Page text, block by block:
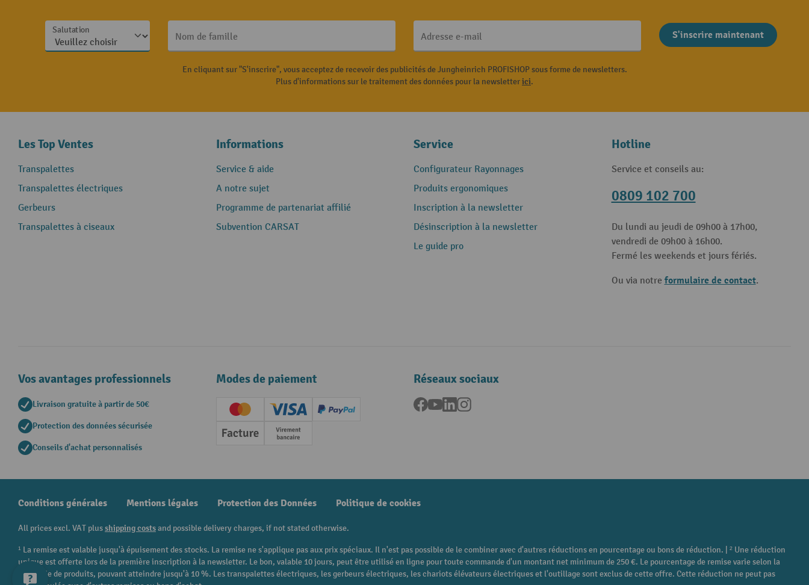
Salutation
Nom de famille Adresse e-mail S'inscrire maintenant
En cliquant sur "S'inscrire", vous acceptez de recevoir des publicités de Jungheinrich PROFISHOP sous forme de newsletters.
Plus d'informations sur le traitement des données pour la newsletterici.
Les Top Ventes
Transpalettes
Transpalettes électriques
Gerbeurs
Transpalettes à ciseaux
Informations
Service & aide
A notre sujet
Programme de partenariat affilié
Subvention CARSAT
Service
Configurateur Rayonnages
Produits ergonomiques
Inscription à la newsletter
Désinscription à la newsletter
Le guide pro
Hotline
Service et conseils au:
0809 102 700
Du lundi au jeudi de 09h00 à 17h00,
vendredi de 09h00 à 16h00.
Fermé les weekends et jours fériés.
Ou via notre formulaire de contact.
Vos avantages professionnels
Livraison gratuite à partir de 50€
Protection des données sécurisée
Conseils d'achat personnalisés
Modes de paiement
Creditcard (Master)Creditcard (Visa)
PayPal
Facture Paiement anticipé
Réseaux sociaux
Facebook
YouTubeLinkedInInstagram
Conditions générales Mentions légales Protection des Données Politique de cookies
All prices excl. VAT plusshipping costsand possible delivery charges, if not stated otherwise.
¹ La remise est valable jusqu'à épuisement des stocks. La remise ne s'applique pas aux prix spéciaux. Il n'est pas possible de le combiner avec d'autres réductions en pourcentage ou bons de réduction. | ² Une réduction
unique est offerte lors de la première inscription à la newsletter. Le bon, valable 10 jours, peut être utilisé en ligne pour toute commande d'un montant net minimum de 250 €. Le pourcentage de remise varie selon la
catégorie de produits, pouvant atteindre jusqu'à 10 %. Les transpalettes électriques, les gerbeurs électriques, les chariots élévateurs électriques et l'outillage sont exclus de cette offre. Cette réduction ne peut pas